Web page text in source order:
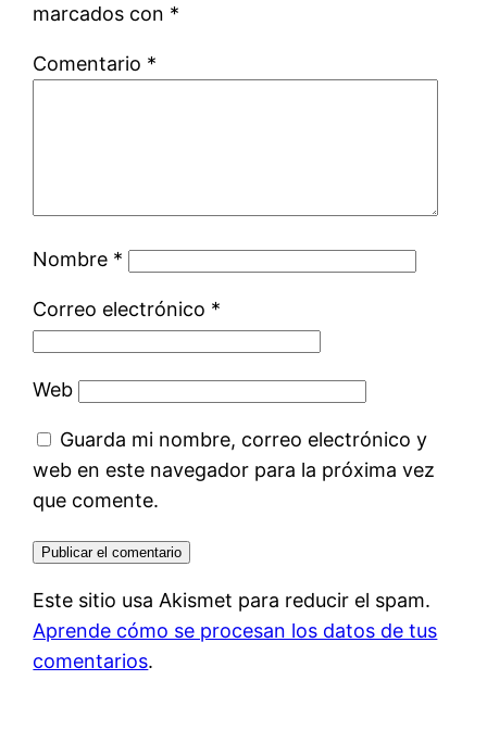
marcados con *
Comentario *
Nombre *
Correo electrónico *
Web
Guarda mi nombre, correo electrónico y
web en este navegador para la próxima vez
que comente.
Este sitio usa Akismet para reducir el spam.
Aprende cómo se procesan los datos de tus
comentarios.